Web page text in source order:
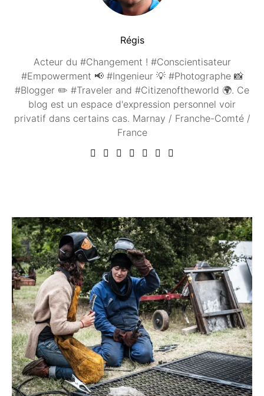
Régis
Acteur du #Changement ! #Conscientisateur
#Empowerment 📢 #Ingenieur 💡 #Photographe 📸
#Blogger ✏️ #Traveler and #Citizenoftheworld 🌍. Ce
blog est un espace d'expression personnel voir
privatif dans certains cas. Marnay / Franche-Comté /
France